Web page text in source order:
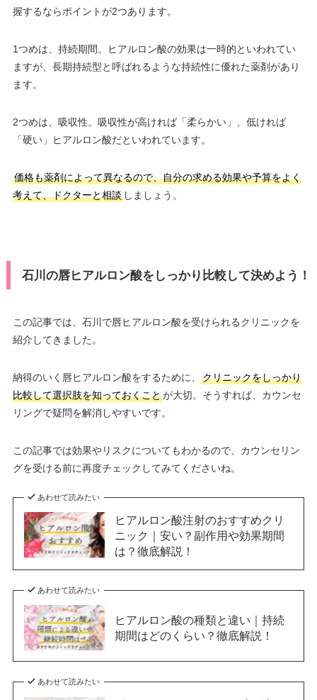
握するならポイントが2つあります。
1つめは、持続期間。ヒアルロン酸の効果は一時的といわれてい
ますが、長期持続型と呼ばれるような持続性に優れた薬剤があり
ます。
2つめは、吸収性。吸収性が高ければ「柔らかい」、低ければ
「硬い」ヒアルロン酸だといわれています。
価格も薬剤によって異なるので、自分の求める効果や予算をよく
考えて、ドクターと相談しましょう。
石川の唇ヒアルロン酸をしっかり比較して決めよう！
この記事では、石川で唇ヒアルロン酸を受けられるクリニックを
紹介してきました。
納得のいく唇ヒアルロン酸をするために、
クリニックをしっかり
比較して選択肢を知っておくことが大切。そうすれば、カウンセ
リングで疑問を解消しやすいです。
この記事では効果やリスクについてもわかるので、カウンセリン
グを受ける前に再度チェックしてみてくださいね。
あわせて読みたい
ヒアルロン酸注射のおすすめクリ
ニック｜安い？副作用や効果期間
は？徹底解説！
あわせて読みたい
ヒアルロン酸の種類と違い｜持続
期間はどのくらい？徹底解説！
あわせて読みたい